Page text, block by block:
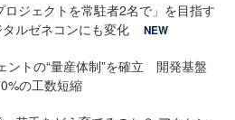
ジェクトを常駐者2名で」を目指す
ルゼネコンにも変化
NEW
ントの“量産体制”を確立 開発基盤
の工数短縮